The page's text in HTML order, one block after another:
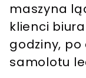
maszyna
klienci
godziny,
samolotu